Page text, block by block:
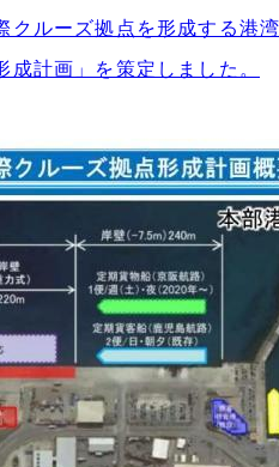
クルーズ拠点を形成する港
計画」を策定しました。